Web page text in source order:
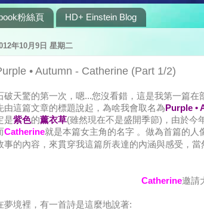
粉絲頁 HD+ Einstein Blog
年10月9日 星期二
• Autumn - Catherine (Part 1/2)
破天驚的第一次，嗯...您沒看錯，這是我第一篇在
由這篇文章的標題說起，為啥我會取名為 Purple •
是紫色的薰衣草(雖然現在不是盛開季節)，由於今
Catherine就是本篇女主角的名字 。做為首篇的
事的內容，來貫穿我這篇所表達的內涵與感受，
Catherine邀請
夢境裡，有一首詩是這麼地說著: